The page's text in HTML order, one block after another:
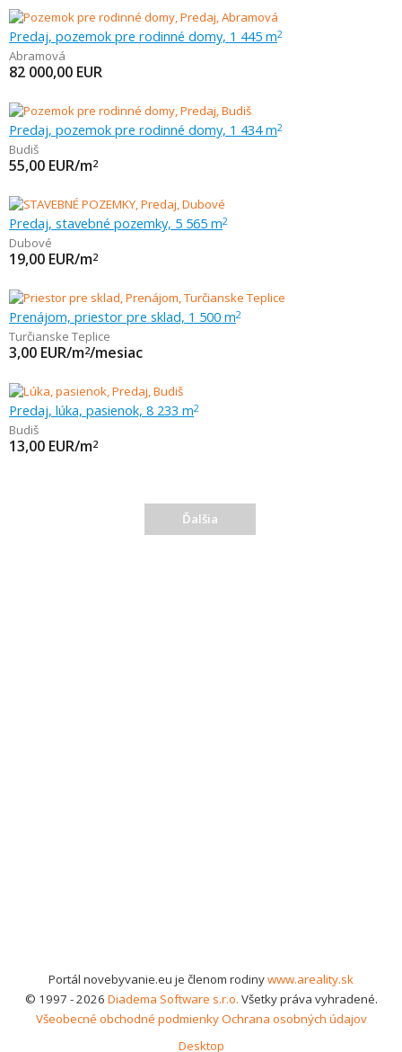
Predaj, pozemok pre rodinné domy, 1 445 m2
Abramová
82 000,00 EUR
Predaj, pozemok pre rodinné domy, 1 434 m2
Budiš
55,00 EUR/m2
Predaj, stavebné pozemky, 5 565 m2
Dubové
19,00 EUR/m2
Prenájom, priestor pre sklad, 1 500 m2
Turčianske Teplice
3,00 EUR/m2/mesiac
Predaj, lúka, pasienok, 8 233 m2
Budiš
13,00 EUR/m2
Ďalšia
Portál novebyvanie.eu je členom rodinywww.areality.sk
© 1997 - 2026 Diadema Software s.r.o. Všetky práva vyhradené.
Všeobecné obchodné podmienkyOchrana osobných údajov
Desktop